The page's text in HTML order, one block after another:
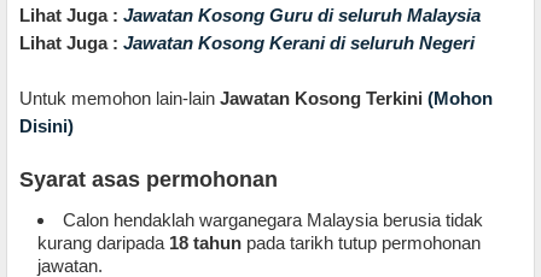
Lihat Juga : Jawatan Kosong Guru di seluruh Malaysia
Lihat Juga : Jawatan Kosong Kerani di seluruh Negeri
Untuk memohon lain-lain Jawatan Kosong Terkini (Mohon
Disini)
Syarat asas permohonan
Calon hendaklah warganegara Malaysia berusia tidak
kurang daripada 18 tahun pada tarikh tutup permohonan
jawatan.